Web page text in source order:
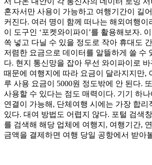
혼자서만 사용이 가능하고 여행기간이 길
커진다. 여러 명이 함께 떠나는 해외여행이
이 도구인 ‘포켓와이파이’를 활용해보자.
쏙 넣고 다닐 수 있을 정도로 작아 휴대도
저렴한 요금으로 데이터를 알뜰하게 쓸 수
다. 현지 통신망을 잡아 무선 와이파이로 바
때문에 여행지에 따라 요금이 달라지지만,
루 사용 요금이 5000원 정도밖에 안 된다.
사용할 수 있다는 점도 매력이다. 기기 하나
연결이 가능해, 단체여행 시에는 가장 합리
있다. 대여 방법도 어렵지 않다. 포털 검색
를 검색해 해당 업체에 여행지, 여행기간,
금액을 결제하면 여행 당일 공항에서 받아